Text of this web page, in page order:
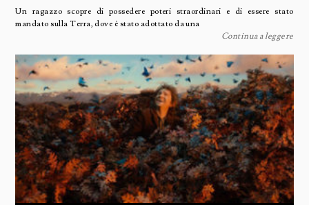
Un ragazzo scopre di possedere poteri straordinari e di essere stato
mandato sulla Terra, dove è stato adottato da una
Continua a leggere